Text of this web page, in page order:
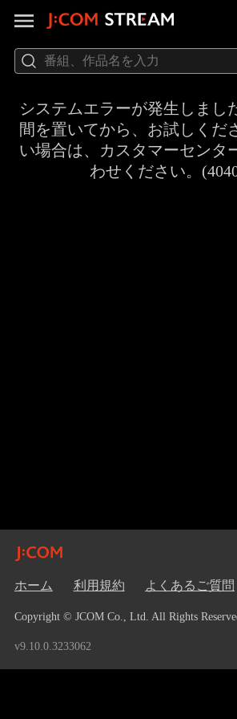
システムエラーが発生しまし
間を置いてから、お試しくだ
い場合は、カスタマーセンタ
わせください。
ホーム 利用規約 よくあるご質問
Copyright © JCOM Co., Ltd. All Rights
v9.10.0.3233062